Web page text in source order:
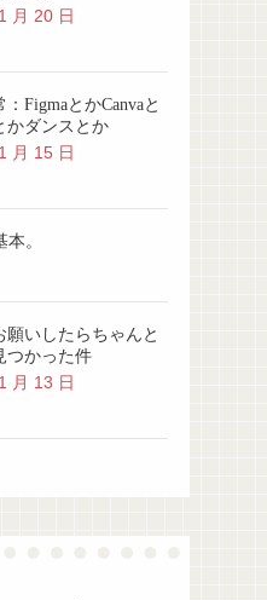
月 20 日
FigmaとかCanvaと
かダンスとか
月 15 日
。
願いしたらちゃんと
つかった件
月 13 日